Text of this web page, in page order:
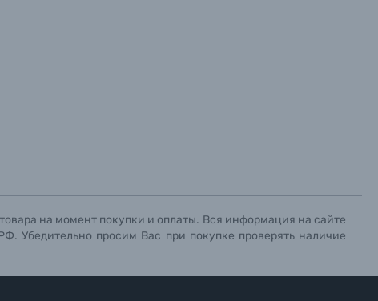
на момент покупки и оплаты. Вся информация на сайте
Убедительно просим Вас при покупке проверять наличие